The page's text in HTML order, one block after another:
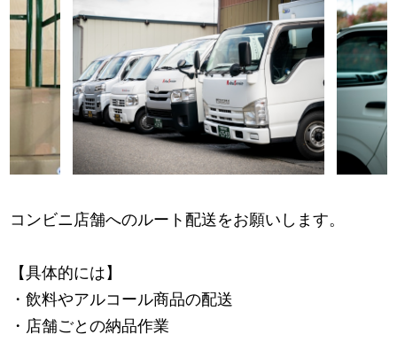
コンビニ店舗へのルート配送をお願いします。
【具体的には】
・飲料やアルコール商品の配送
・店舗ごとの納品作業